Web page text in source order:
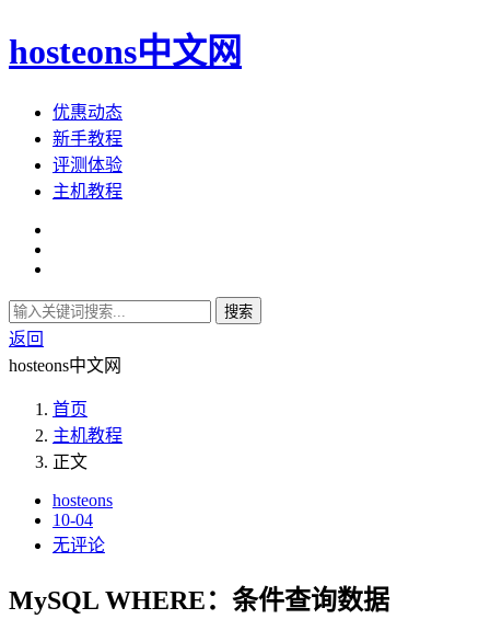
hosteons中文网
优惠动态
新手教程
评测体验
主机教程
搜索
返回
hosteons中文网
首页
主机教程
正文
hosteons
10-04
无评论
MySQL WHERE：条件查询数据